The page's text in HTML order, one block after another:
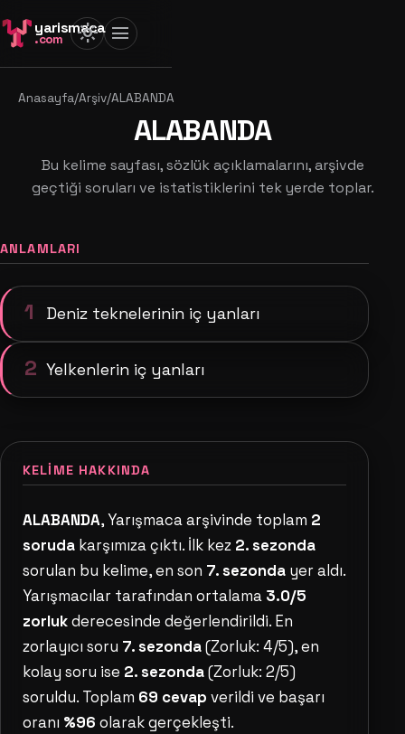
yarismaca
.com light_mode menu
Anasayfa/Arşiv/ALABANDA
ALABANDA
Bu kelime sayfası, sözlük açıklamalarını, arşivde
geçtiği soruları ve istatistiklerini tek yerde toplar.
ANLAMLARI
1 Deniz teknelerinin iç yanları
2 Yelkenlerin iç yanları
KELIME HAKKINDA
ALABANDA, Yarışmaca arşivinde toplam 2
soruda karşımıza çıktı. İlk kez 2. sezonda
sorulan bu kelime, en son 7. sezonda yer aldı.
Yarışmacılar tarafından ortalama 3.0/5
zorlukderecesinde değerlendirildi. En
zorlayıcı soru 7. sezonda(Zorluk: 4/5), en
kolay soru ise 2. sezonda(Zorluk: 2/5)
soruldu. Toplam 69 cevap verildi ve başarı
oranı %96 olarak gerçekleşti.